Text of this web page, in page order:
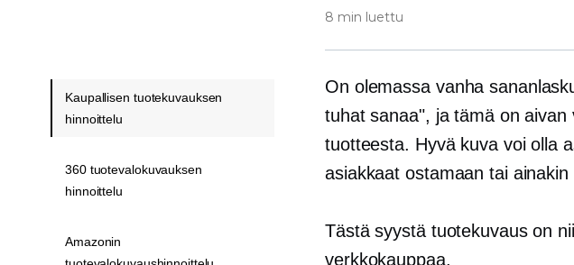
8 min luettu
On olemassa vanha
tuhat sanaa", ja tämä on aivan
tuotteesta. Hyvä kuva voi olla
asiakkaat ostamaan tai
Tästä syystä tuotekuvaus on
verkkokauppaa.
Kaupallisen tuotekuvauksen
hinnoittelu
360 tuotevalokuvauksen
hinnoittelu
Amazonin